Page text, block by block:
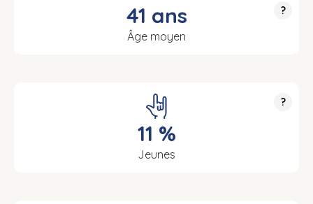
?
41 ans
Âge moyen
?
11 %
Jeunes